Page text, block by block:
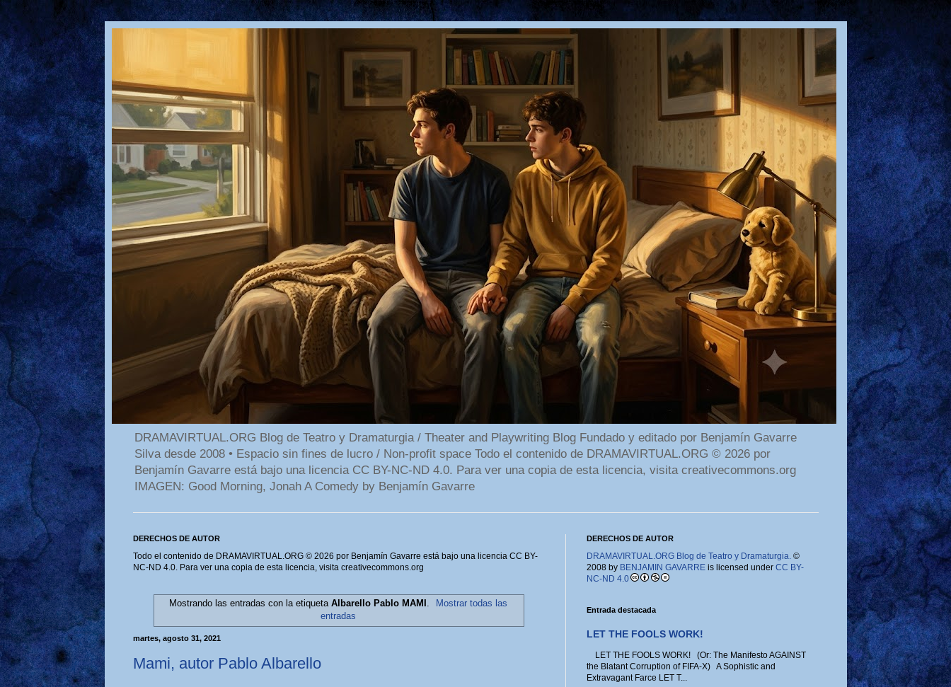
DRAMAVIRTUAL.ORG Blog de Teatro y Dramaturgia / Theater and Playwriting Blog Fundado y editado por Benjamín Gavarre
Silva desde 2008 • Espacio sin fines de lucro / Non-profit space Todo el contenido de DRAMAVIRTUAL.ORG © 2026 por
Benjamín Gavarre está bajo una licencia CC BY-NC-ND 4.0. Para ver una copia de esta licencia, visita creativecommons.org
IMAGEN: Good Morning, Jonah A Comedy by Benjamín Gavarre
DERECHOS DE AUTOR
Todo el contenido de DRAMAVIRTUAL.ORG © 2026 por Benjamín Gavarre está bajo una licencia CC BY-
NC-ND 4.0. Para ver una copia de esta licencia, visita creativecommons.org
Mostrando las entradas con la etiqueta Albarello Pablo MAMI .
Mostrar todas las
entradas
martes, agosto 31, 2021
Mami, autor Pablo Albarello
DERECHOS DE AUTOR
DRAMAVIRTUAL.ORG Blog de Teatro y Dramaturgia.©
2008 by BENJAMIN GAVARREis licensed under CC BY-
NC-ND 4.0
Entrada destacada
LET THE FOOLS WORK!
LET THE FOOLS WORK! (Or: The Manifesto AGAINST
the Blatant Corruption of FIFA-X) A Sophistic and
Extravagant Farce LET T...